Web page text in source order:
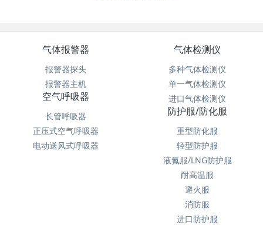
气体报警器
报警器探头
报警器主机
气体检测仪
多种气体检测仪
单一气体检测仪
进口气体检测仪
空气呼吸器
长管呼吸器
正压式空气呼吸器
电动送风式呼吸器
防护服/防化服
重型防化服
轻型防护服
液氮服/LNG防护服
耐高温服
避火服
消防服
进口防护服